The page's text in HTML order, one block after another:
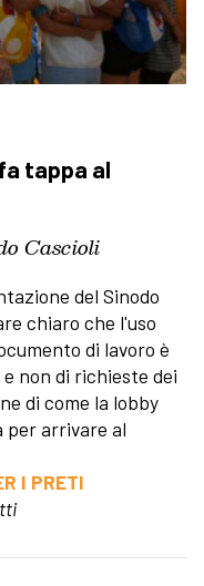
tappa al
Cascioli
del Sinodo
chiaro che l'uso
di lavoro è
non di richieste dei
di come la lobby
per arrivare al
I PRETI